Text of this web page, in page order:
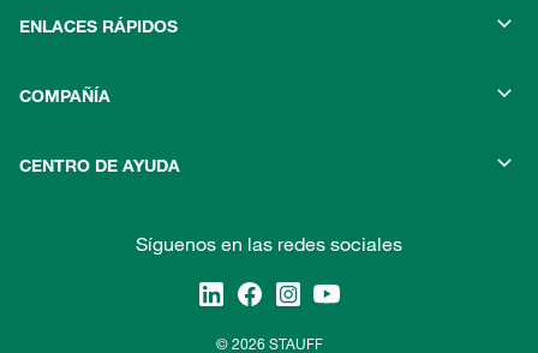
ENLACES RÁPIDOS
COMPAÑÍA
CENTRO DE AYUDA
Síguenos en las redes sociales
© 2026 STAUFF